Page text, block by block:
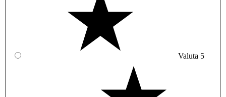
Valuta 5